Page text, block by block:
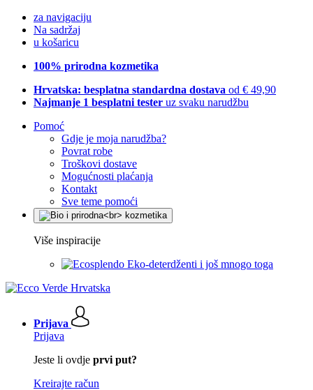
za navigaciju
Na sadržaj
u košaricu
100% prirodna kozmetika
Hrvatska: besplatna standardna dostava od € 49,90
Najmanje 1 besplatni tester uz svaku narudžbu
Pomoć
Gdje je moja narudžba?
Povrat robe
Troškovi dostave
Mogućnosti plaćanja
Kontakt
Sve teme pomoći
Više inspiracije
Eko-deterdženti i još mnogo toga
Prijava
Prijava
Jeste li ovdje prvi put?
Kreirajte račun